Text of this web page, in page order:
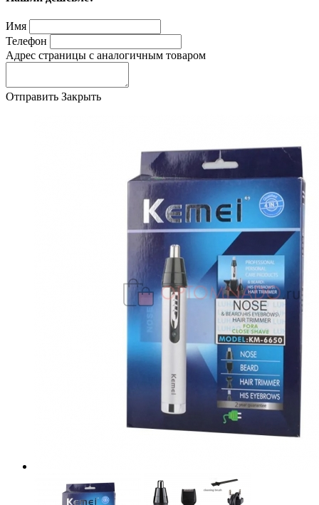
Имя
Телефон
Адрес страницы с аналогичным товаром
Отправить Закрыть